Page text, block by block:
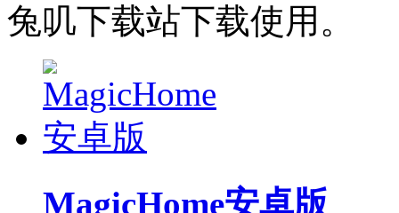
兔叽下载站下载使用。
MagicHome安卓版